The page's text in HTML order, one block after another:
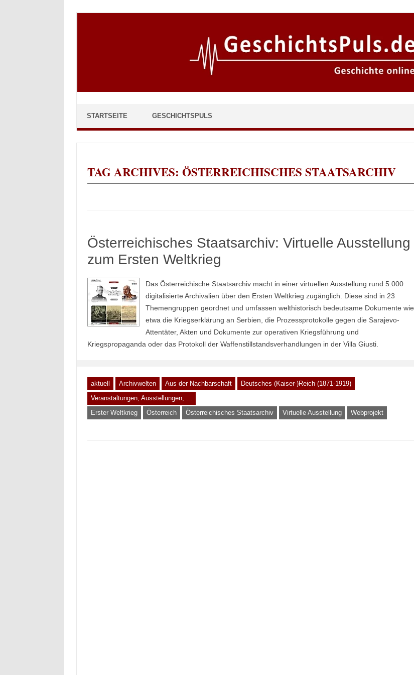
STARTSEITE GESCHICHTSPULS
TAG ARCHIVES: ÖSTERREICHISCHES STAATSARCHIV
Österreichisches Staatsarchiv: Virtuelle Ausstellung
zum Ersten Weltkrieg
Das Österreichische Staatsarchiv macht in einer virtuellen Ausstellung rund 5.000
digitalisierte Archivalien über den Ersten Weltkrieg zugänglich. Diese sind in 23
Themengruppen geordnet und umfassen welthistorisch bedeutsame Dokumente wie
etwa die Kriegserklärung an Serbien, die Prozessprotokolle gegen die Sarajevo-
Attentäter, Akten und Dokumente zur operativen Kriegsführung und
Kriegspropaganda oder das Protokoll der Waffenstillstandsverhandlungen in der Villa Giusti.
aktuell Archivwelten Aus der Nachbarschaft
Deutsches (Kaiser-)Reich (1871-1919)
Veranstaltungen, Ausstellungen, ...
Erster Weltkrieg
Österreich Österreichisches Staatsarchiv Virtuelle Ausstellung Webprojekt